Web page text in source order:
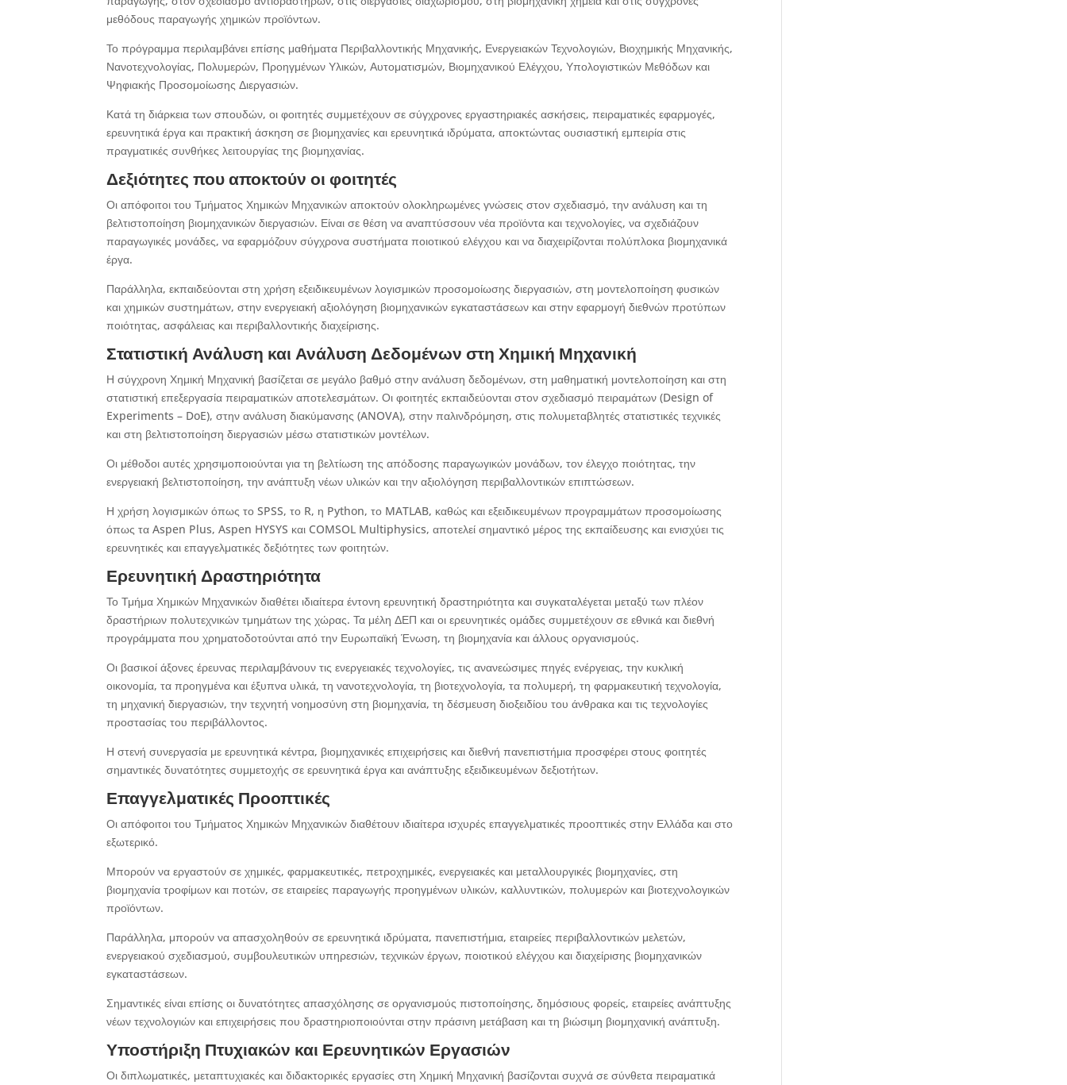
μεθόδους παραγωγής χημικών προϊόντων.
Το πρόγραμμα περιλαμβάνει επίσης μαθήματα Περιβαλλοντικής Μηχανικής, Ενεργειακών Τεχνολογιών, Βιοχημικής Μηχανικής,
Νανοτεχνολογίας, Πολυμερών, Προηγμένων Υλικών, Αυτοματισμών, Βιομηχανικού Ελέγχου, Υπολογιστικών Μεθόδων και
Ψηφιακής Προσομοίωσης Διεργασιών.
Κατά τη διάρκεια των σπουδών, οι φοιτητές συμμετέχουν σε σύγχρονες εργαστηριακές ασκήσεις, πειραματικές εφαρμογές,
ερευνητικά έργα και πρακτική άσκηση σε βιομηχανίες και ερευνητικά ιδρύματα, αποκτώντας ουσιαστική εμπειρία στις
πραγματικές συνθήκες λειτουργίας της βιομηχανίας.
Δεξιότητες που αποκτούν οι φοιτητές
Οι απόφοιτοι του Τμήματος Χημικών Μηχανικών αποκτούν ολοκληρωμένες γνώσεις στον σχεδιασμό, την ανάλυση και τη
βελτιστοποίηση βιομηχανικών διεργασιών. Είναι σε θέση να αναπτύσσουν νέα προϊόντα και τεχνολογίες, να σχεδιάζουν
παραγωγικές μονάδες, να εφαρμόζουν σύγχρονα συστήματα ποιοτικού ελέγχου και να διαχειρίζονται πολύπλοκα βιομηχανικά
έργα.
Παράλληλα, εκπαιδεύονται στη χρήση εξειδικευμένων λογισμικών προσομοίωσης διεργασιών, στη μοντελοποίηση φυσικών
και χημικών συστημάτων, στην ενεργειακή αξιολόγηση βιομηχανικών εγκαταστάσεων και στην εφαρμογή διεθνών προτύπων
ποιότητας, ασφάλειας και περιβαλλοντικής διαχείρισης.
Στατιστική Ανάλυση και Ανάλυση Δεδομένων στη Χημική Μηχανική
Η σύγχρονη Χημική Μηχανική βασίζεται σε μεγάλο βαθμό στην ανάλυση δεδομένων, στη μαθηματική μοντελοποίηση και στη
στατιστική επεξεργασία πειραματικών αποτελεσμάτων. Οι φοιτητές εκπαιδεύονται στον σχεδιασμό πειραμάτων (Design of
Experiments – DoE), στην ανάλυση διακύμανσης (ANOVA), στην παλινδρόμηση, στις πολυμεταβλητές στατιστικές τεχνικές
και στη βελτιστοποίηση διεργασιών μέσω στατιστικών μοντέλων.
Οι μέθοδοι αυτές χρησιμοποιούνται για τη βελτίωση της απόδοσης παραγωγικών μονάδων, τον έλεγχο ποιότητας, την
ενεργειακή βελτιστοποίηση, την ανάπτυξη νέων υλικών και την αξιολόγηση περιβαλλοντικών επιπτώσεων.
Η χρήση λογισμικών όπως το SPSS, το R, η Python, το MATLAB, καθώς και εξειδικευμένων προγραμμάτων προσομοίωσης
όπως τα Aspen Plus, Aspen HYSYS και COMSOL Multiphysics, αποτελεί σημαντικό μέρος της εκπαίδευσης και ενισχύει τις
ερευνητικές και επαγγελματικές δεξιότητες των φοιτητών.
Ερευνητική Δραστηριότητα
Το Τμήμα Χημικών Μηχανικών διαθέτει ιδιαίτερα έντονη ερευνητική δραστηριότητα και συγκαταλέγεται μεταξύ των πλέον
δραστήριων πολυτεχνικών τμημάτων της χώρας. Τα μέλη ΔΕΠ και οι ερευνητικές ομάδες συμμετέχουν σε εθνικά και διεθνή
προγράμματα που χρηματοδοτούνται από την Ευρωπαϊκή Ένωση, τη βιομηχανία και άλλους οργανισμούς.
Οι βασικοί άξονες έρευνας περιλαμβάνουν τις ενεργειακές τεχνολογίες, τις ανανεώσιμες πηγές ενέργειας, την κυκλική
οικονομία, τα προηγμένα και έξυπνα υλικά, τη νανοτεχνολογία, τη βιοτεχνολογία, τα πολυμερή, τη φαρμακευτική τεχνολογία,
τη μηχανική διεργασιών, την τεχνητή νοημοσύνη στη βιομηχανία, τη δέσμευση διοξειδίου του άνθρακα και τις τεχνολογίες
προστασίας του περιβάλλοντος.
Η στενή συνεργασία με ερευνητικά κέντρα, βιομηχανικές επιχειρήσεις και διεθνή πανεπιστήμια προσφέρει στους φοιτητές
σημαντικές δυνατότητες συμμετοχής σε ερευνητικά έργα και ανάπτυξης εξειδικευμένων δεξιοτήτων.
Επαγγελματικές Προοπτικές
Οι απόφοιτοι του Τμήματος Χημικών Μηχανικών διαθέτουν ιδιαίτερα ισχυρές επαγγελματικές προοπτικές στην Ελλάδα και στο
εξωτερικό.
Μπορούν να εργαστούν σε χημικές, φαρμακευτικές, πετροχημικές, ενεργειακές και μεταλλουργικές βιομηχανίες, στη
βιομηχανία τροφίμων και ποτών, σε εταιρείες παραγωγής προηγμένων υλικών, καλλυντικών, πολυμερών και βιοτεχνολογικών
προϊόντων.
Παράλληλα, μπορούν να απασχοληθούν σε ερευνητικά ιδρύματα, πανεπιστήμια, εταιρείες περιβαλλοντικών μελετών,
ενεργειακού σχεδιασμού, συμβουλευτικών υπηρεσιών, τεχνικών έργων, ποιοτικού ελέγχου και διαχείρισης βιομηχανικών
εγκαταστάσεων.
Σημαντικές είναι επίσης οι δυνατότητες απασχόλησης σε οργανισμούς πιστοποίησης, δημόσιους φορείς, εταιρείες ανάπτυξης
νέων τεχνολογιών και επιχειρήσεις που δραστηριοποιούνται στην πράσινη μετάβαση και τη βιώσιμη βιομηχανική ανάπτυξη.
Υποστήριξη Πτυχιακών και Ερευνητικών Εργασιών
Οι διπλωματικές, μεταπτυχιακές και διδακτορικές εργασίες στη Χημική Μηχανική βασίζονται συχνά σε σύνθετα πειραματικά